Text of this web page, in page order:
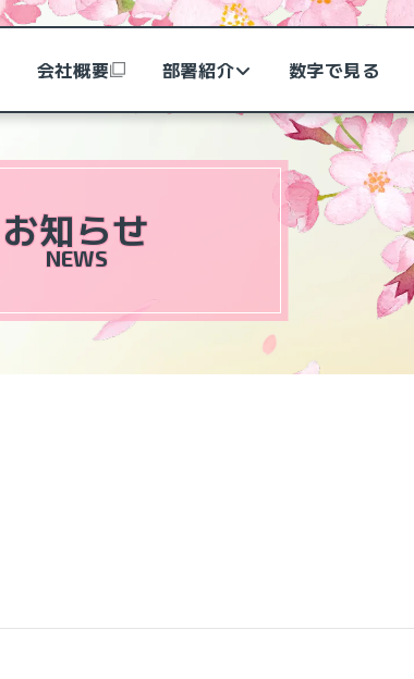
会社概要 部署紹介 数字で見る
お知らせ
NEWS